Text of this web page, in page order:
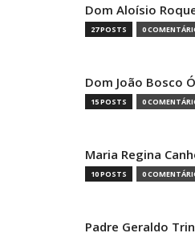
Dom Aloísio
27 POSTS 0
Dom João Bosco
15 POSTS 0
Maria Regina
10 POSTS 0
Padre Geraldo